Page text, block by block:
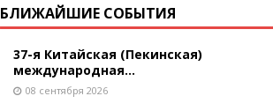
БЛИЖАЙШИЕ СОБЫТИЯ
37-я Китайская (Пекинская)
международная...
08 сентября 2026